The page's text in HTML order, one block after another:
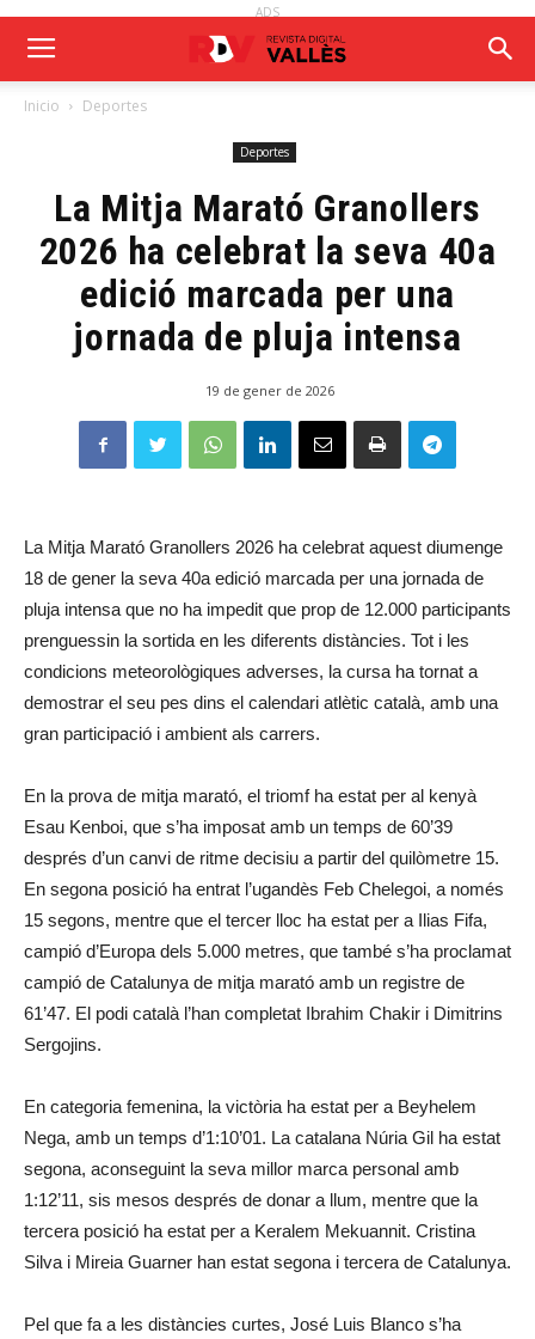
ADS
Inicio Deportes
Deportes
La Mitja Marató Granollers
2026 ha celebrat la seva 40a
edició marcada per una
jornada de pluja intensa
19 de gener de 2026
La Mitja Marató Granollers 2026 ha celebrat aquest diumenge
18 de gener la seva 40a edició marcada per una jornada de
pluja intensa que no ha impedit que prop de 12.000 participants
prenguessin la sortida en les diferents distàncies. Tot i les
condicions meteorològiques adverses, la cursa ha tornat a
demostrar el seu pes dins el calendari atlètic català, amb una
gran participació i ambient als carrers.
En la prova de mitja marató, el triomf ha estat per al kenyà
Esau Kenboi, que s’ha imposat amb un temps de 60’39
després d’un canvi de ritme decisiu a partir del quilòmetre 15.
En segona posició ha entrat l’ugandès Feb Chelegoi, a només
15 segons, mentre que el tercer lloc ha estat per a Ilias Fifa,
campió d’Europa dels 5.000 metres, que també s’ha proclamat
campió de Catalunya de mitja marató amb un registre de
61’47. El podi català l’han completat Ibrahim Chakir i Dimitrins
Sergojins.
En categoria femenina, la victòria ha estat per a Beyhelem
Nega, amb un temps d’1:10’01. La catalana Núria Gil ha estat
segona, aconseguint la seva millor marca personal amb
1:12’11, sis mesos després de donar a llum, mentre que la
tercera posició ha estat per a Keralem Mekuannit. Cristina
Silva i Mireia Guarner han estat segona i tercera de Catalunya.
Pel que fa a les distàncies curtes, José Luis Blanco s’ha